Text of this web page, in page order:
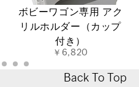
ボビーワゴン専用 アク
リルホルダー（カップ
付き）
￥6,820
Back To Top